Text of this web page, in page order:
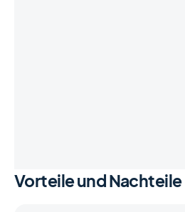
Vorteile und Nachteile